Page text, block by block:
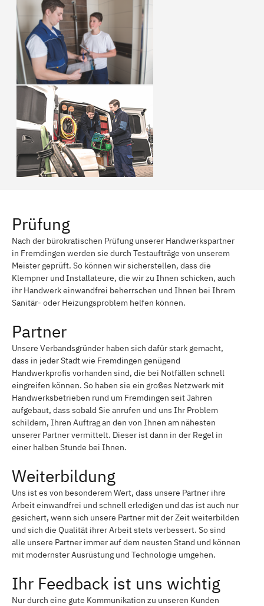
Prüfung
Nach der bürokratischen Prüfung unserer Handwerkspartner
in Fremdingen werden sie durch Testaufträge von unserem
Meister geprüft. So können wir sicherstellen, dass die
Klempner und Installateure, die wir zu Ihnen schicken, auch
ihr Handwerk einwandfrei beherrschen und Ihnen bei Ihrem
Sanitär- oder Heizungsproblem helfen können.
Partner
Unsere Verbandsgründer haben sich dafür stark gemacht,
dass in jeder Stadt wie Fremdingen genügend
Handwerkprofis vorhanden sind, die bei Notfällen schnell
eingreifen können. So haben sie ein großes Netzwerk mit
Handwerksbetrieben rund um Fremdingen seit Jahren
aufgebaut, dass sobald Sie anrufen und uns Ihr Problem
schildern, Ihren Auftrag an den von Ihnen am nähesten
unserer Partner vermittelt. Dieser ist dann in der Regel in
einer halben Stunde bei Ihnen.
Weiterbildung
Uns ist es von besonderem Wert, dass unsere Partner ihre
Arbeit einwandfrei und schnell erledigen und das ist auch nur
gesichert, wenn sich unsere Partner mit der Zeit weiterbilden
und sich die Qualität ihrer Arbeit stets verbessert. So sind
alle unsere Partner immer auf dem neusten Stand und können
mit modernster Ausrüstung und Technologie umgehen.
Ihr Feedback ist uns wichtig
Nur durch eine gute Kommunikation zu unseren Kunden